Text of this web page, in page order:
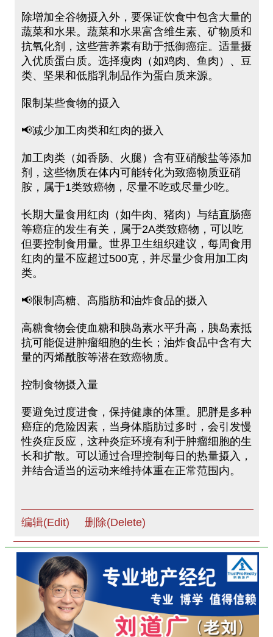
除增加全谷物摄入外，要保证饮食中包含大量的
蔬菜和水果。蔬菜和水果富含维生素、矿物质和
抗氧化剂，这些营养素有助于抵御癌症。适量摄
入优质蛋白质。选择瘦肉（如鸡肉、鱼肉）、豆
类、坚果和低脂乳制品作为蛋白质来源。
限制某些食物的摄入
📢减少加工肉类和红肉的摄入
加工肉类（如香肠、火腿）含有亚硝酸盐等添加
剂，这些物质在体内可能转化为致癌物质亚硝
胺，属于1类致癌物，尽量不吃或尽量少吃。
长期大量食用红肉（如牛肉、猪肉）与结直肠癌
等癌症的发生有关，属于2A类致癌物，可以吃
但要控制食用量。世界卫生组织建议，每周食用
红肉的量不应超过500克，并尽量少食用加工肉
类。
📢限制高糖、高脂肪和油炸食品的摄入
高糖食物会使血糖和胰岛素水平升高，胰岛素抵
抗可能促进肿瘤细胞的生长；油炸食品中含有大
量的丙烯酰胺等潜在致癌物质。
控制食物摄入量
要避免过度进食，保持健康的体重。肥胖是多种
癌症的危险因素，当身体脂肪过多时，会引发慢
性炎症反应，这种炎症环境有利于肿瘤细胞的生
长和扩散。可以通过合理控制每日的热量摄入，
并结合适当的运动来维持体重在正常范围内。
编辑(Edit) 删除(Delete)